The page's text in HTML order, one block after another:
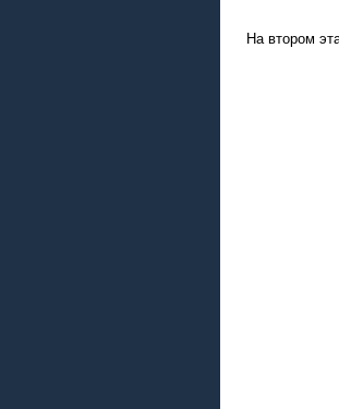
На втором